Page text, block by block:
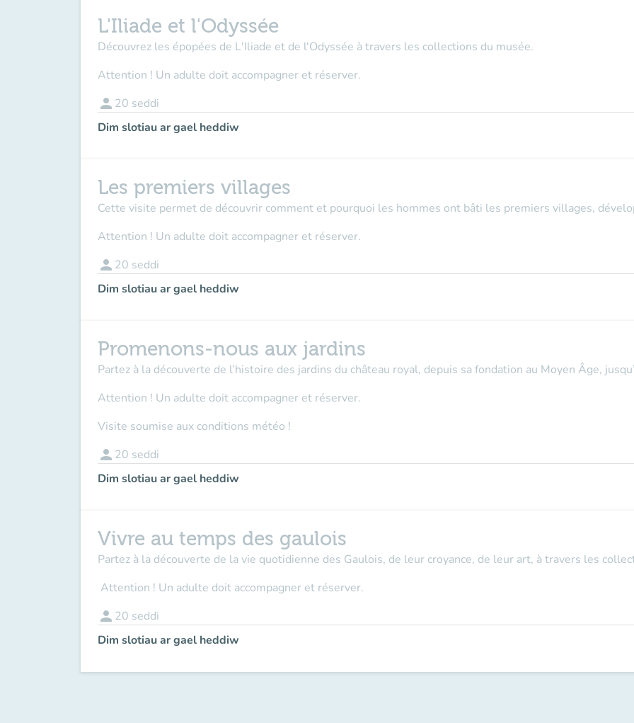
L'Iliade et l'Odyssée
Découvrez les épopées de L'Iliade et de l'Odyssée à travers les collections du musée.
Attention ! Un adulte doit accompagner et réserver.
person 20 seddi
Dim slotiau ar gael heddiw
Les premiers villages
Cette visite permet de découvrir comment et pourquoi les hommes ont bâti les premiers villages,
Attention ! Un adulte doit accompagner et réserver.
person 20 seddi
Dim slotiau ar gael heddiw
Promenons-nous aux jardins
Partez à la découverte de l’histoire des jardins du château royal, depuis sa fondation au Moyen Âge,
Attention ! Un adulte doit accompagner et réserver.
Visite soumise aux conditions météo !
person 20 seddi
Dim slotiau ar gael heddiw
Vivre au temps des gaulois
Partez à la découverte de la vie quotidienne des Gaulois, de leur croyance, de leur art, à travers les
Attention ! Un adulte doit accompagner et réserver.
person 20 seddi
Dim slotiau ar gael heddiw